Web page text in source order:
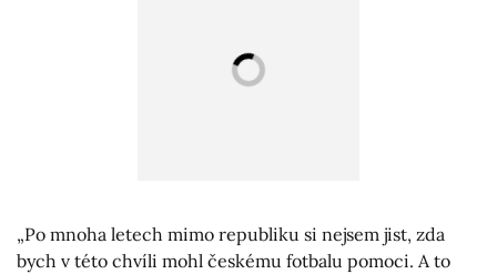
„Po mnoha letech mimo republiku si nejsem jist, zda
bych v této chvíli mohl českému fotbalu pomoci. A to